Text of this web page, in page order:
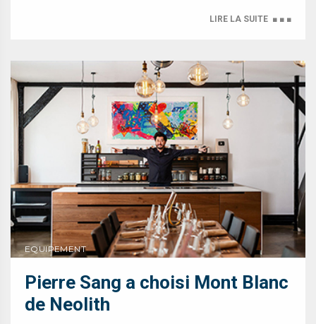
LIRE LA SUITE ■ ■ ■
EQUIPEMENT
Pierre Sang a choisi Mont Blanc
de Neolith